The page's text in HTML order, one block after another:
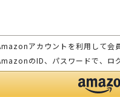
アカウントを利用して会
のID、パスワードで、ロ